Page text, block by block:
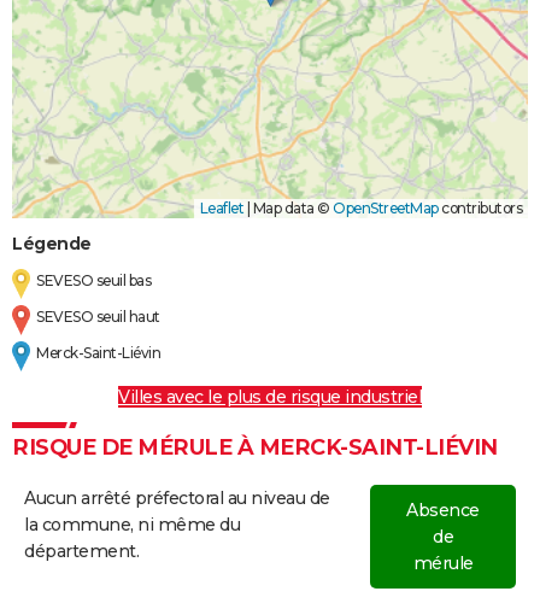
Leaflet Map data © OpenStreetMapcontributors
Légende
SEVESO seuil bas
SEVESO seuil haut
Merck-Saint-Liévin
Villes avec le plus de risque industriel
RISQUE DE MÉRULE À MERCK-SAINT-LIÉVIN
Aucun arrêté préfectoral au niveau de
la commune, ni même du
département.
Absence
de
mérule